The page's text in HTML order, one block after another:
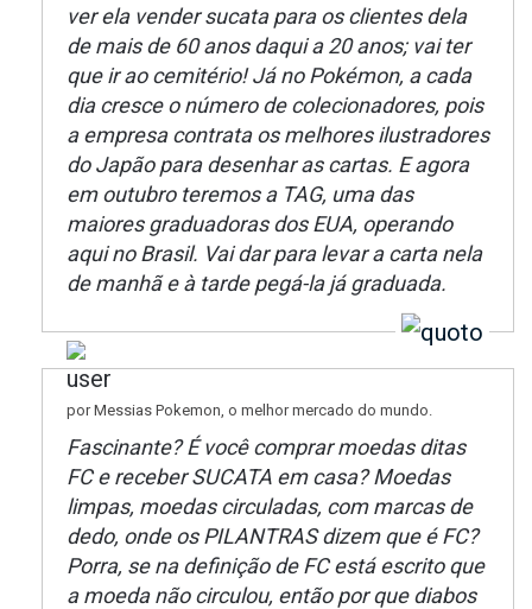
ver ela vender sucata para os clientes dela
de mais de 60 anos daqui a 20 anos; vai ter
que ir ao cemitério! Já no Pokémon, a cada
dia cresce o número de colecionadores, pois
a empresa contrata os melhores ilustradores
do Japão para desenhar as cartas. E agora
em outubro teremos a TAG, uma das
maiores graduadoras dos EUA, operando
aqui no Brasil. Vai dar para levar a carta nela
de manhã e à tarde pegá-la já graduada.
por Messias Pokemon, o melhor mercado do mundo.
Fascinante? É você comprar moedas ditas
FC e receber SUCATA em casa? Moedas
limpas, moedas circuladas, com marcas de
dedo, onde os PILANTRAS dizem que é FC?
Porra, se na definição de FC está escrito que
a moeda não circulou, então por que diabos